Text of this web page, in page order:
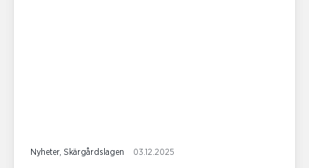
Nyheter, Skärgårdslagen 03.12.2025